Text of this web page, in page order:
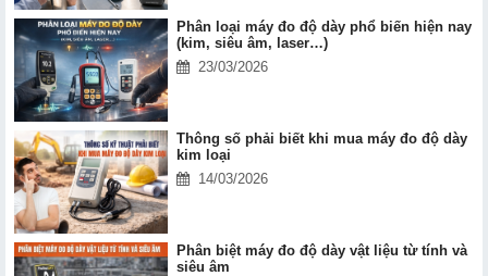
Phân loại máy đo độ dày phổ biến hiện nay
(kim, siêu âm, laser…)
23/03/2026
Thông số phải biết khi mua máy đo độ dày
kim loại
14/03/2026
Phân biệt máy đo độ dày vật liệu từ tính và
siêu âm